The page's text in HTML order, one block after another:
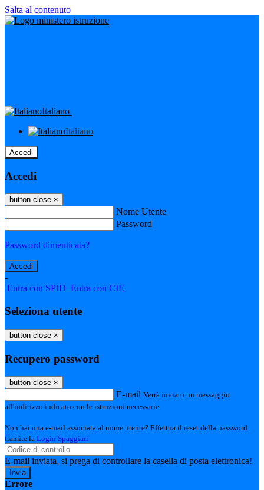
Salta al contenuto
Italiano
Italiano
Accedi
Accedi
button close ×
Nome Utente
Password
Password dimenticata?
-
Entra con SPID Entra con CIE
Seleziona utente
button close ×
Recupero password
button close ×
E-mail Verrà inviato un messaggio
all'indirizzo indicato con le istruzioni necessarie.
Non hai una e-mail associata al nome utente? Effettua il reset della password
tramite la Login Spaggiari
E-mail inviata, si prega di controllare la casella di posta elettronica!
Errore